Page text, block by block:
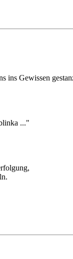
ins Gewissen
..."